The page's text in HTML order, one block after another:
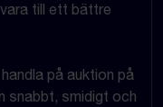
till ett bättre
på auktion på
snabbt, smidigt och